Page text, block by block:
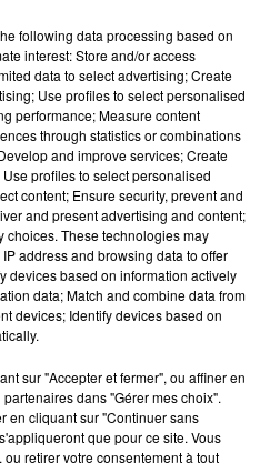
min 31 sec
DU 16/12/25 À
à Tulle, Brive,
pays sarladais avec les
sur le terrain.
following data processing based on
interest: Store and/or access
data to select advertising; Create
Use profiles to select personalised
performance; Measure content
through statistics or combinations
and improve services; Create
profiles to select personalised
content; Ensure security, prevent and
and present advertising and content;
choices. These technologies may
address and browsing data to offer
devices based on information actively
data; Match and combine data from
devices; Identify devices based on
sur "Accepter et fermer", ou affiner en
dans "Gérer mes choix".
en cliquant sur "Continuer sans
que pour ce site. Vous
retirer votre consentement à tout